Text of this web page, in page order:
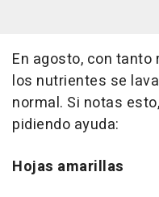
En agosto, con
los nutrientes se
normal. Si notas
pidiendo ayuda:
Hojas amarillas